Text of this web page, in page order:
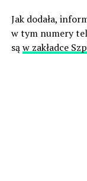
Jak dodała,
w tym numery
sąw zakładce